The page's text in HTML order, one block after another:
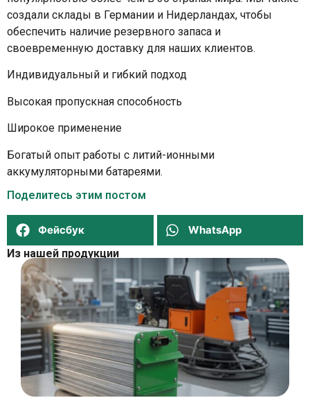
создали склады в Германии и Нидерландах, чтобы
обеспечить наличие резервного запаса и
своевременную доставку для наших клиентов.
Индивидуальный и гибкий подход
Высокая пропускная способность
Широкое применение
Богатый опыт работы с литий-ионными
аккумуляторными батареями.
Поделитесь этим постом
Фейсбук
WhatsApp
Из нашей продукции